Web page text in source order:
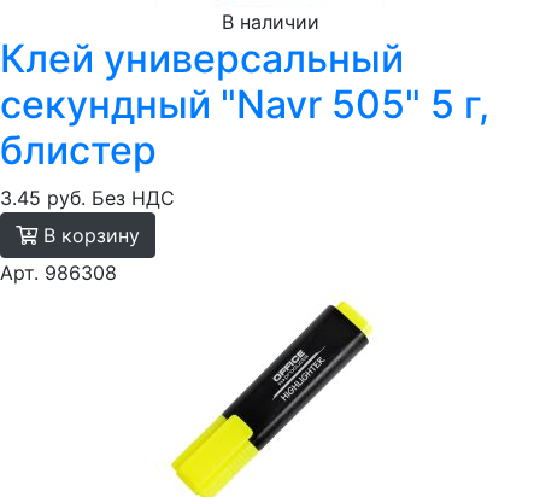
В наличии
Клей универсальный
секундный "Navr 505" 5 г,
блистер
3.45 руб. Без НДС
В корзину
Арт. 986308